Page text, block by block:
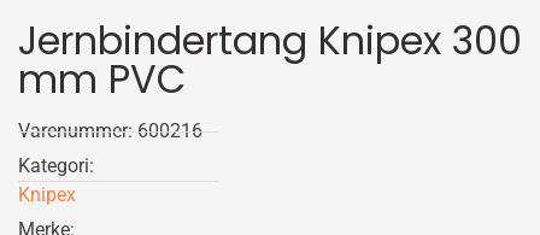
Jernbindertang Knipex 300
mm PVC
Varenummer: 600216
Kategori:
Knipex
Merke: